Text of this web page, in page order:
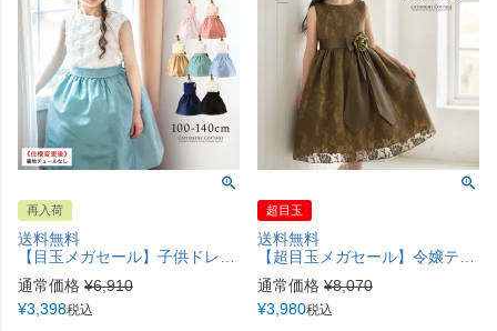
再入荷
送料無料
【目玉メガセール】子供ドレス ローズ TAK 女の子 フォーマル ピアノ発表会 キッズ キャサリンコテージ 小学生
通常価格 ¥6,910
¥3,398税込
超目玉
送料無料
【超目玉メガセール】令嬢テイストのアンティークレース子供フォーマルドレスTAK
通常価格 ¥8,070
¥3,980税込